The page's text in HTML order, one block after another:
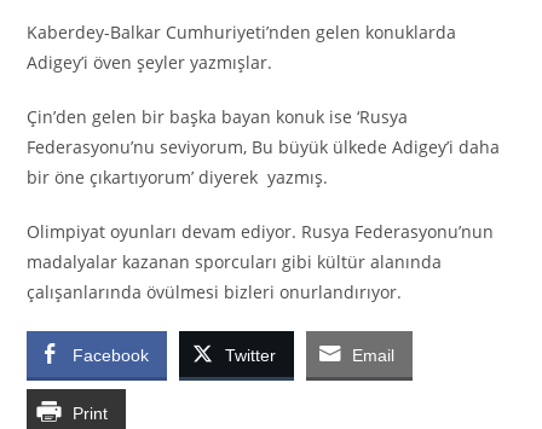
Kaberdey-Balkar Cumhuriyeti’nden gelen konuklarda
Adigey’i öven şeyler yazmışlar.
Çin’den gelen bir başka bayan konuk ise ‘Rusya
Federasyonu’nu seviyorum, Bu büyük ülkede Adigey’i daha
bir öne çıkartıyorum’ diyerek yazmış.
Olimpiyat oyunları devam ediyor. Rusya Federasyonu’nun
madalyalar kazanan sporcuları gibi kültür alanında
çalışanlarında övülmesi bizleri onurlandırıyor.
Facebook Twitter Email
Print